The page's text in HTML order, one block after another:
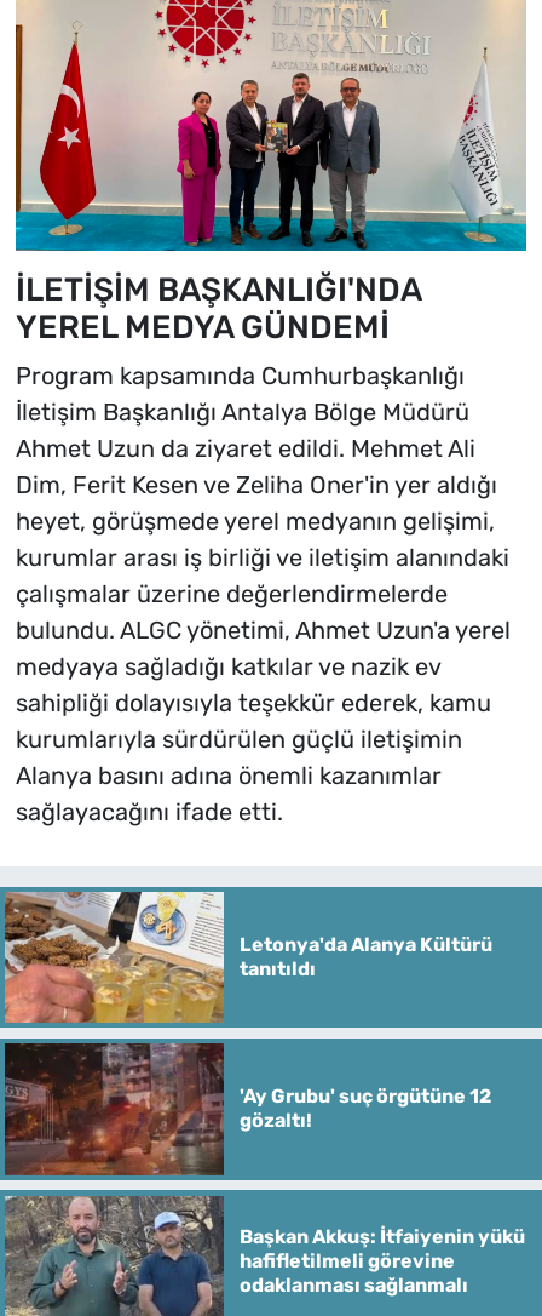
İLETİŞİM BAŞKANLIĞI'NDA
YEREL MEDYA GÜNDEMİ
Program kapsamında Cumhurbaşkanlığı
İletişim Başkanlığı Antalya Bölge Müdürü
Ahmet Uzun da ziyaret edildi. Mehmet Ali
Dim, Ferit Kesen ve Zeliha Oner'in yer aldığı
heyet, görüşmede yerel medyanın gelişimi,
kurumlar arası iş birliği ve iletişim alanındaki
çalışmalar üzerine değerlendirmelerde
bulundu. ALGC yönetimi, Ahmet Uzun'a yerel
medyaya sağladığı katkılar ve nazik ev
sahipliği dolayısıyla teşekkür ederek, kamu
kurumlarıyla sürdürülen güçlü iletişimin
Alanya basını adına önemli kazanımlar
sağlayacağını ifade etti.
Letonya'da Alanya Kültürü
tanıtıldı
'Ay Grubu' suç örgütüne 12
gözaltı!
Başkan Akkuş: İtfaiyenin yükü
hafifletilmeli görevine
odaklanması sağlanmalı